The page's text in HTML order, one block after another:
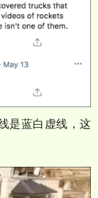
是蓝白虚线，这